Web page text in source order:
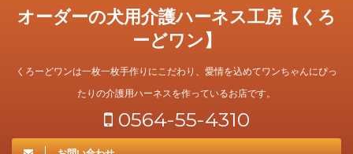
オーダーの犬用介護ハーネス工房【くろ
ーどワン】
くろーどワンは一枚一枚手作りにこだわり、愛情を込めてワンちゃんにぴっ
たりの介護用ハーネスを作っているお店です。
0564-55-4310